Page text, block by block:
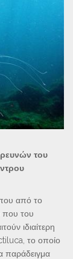
του
από το
που του
ιδιαίτερη
το οποίο
παράδειγμα